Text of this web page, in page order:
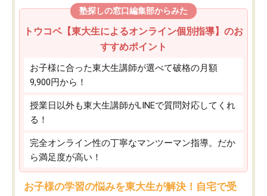
塾探しの窓口編集部からみた
トウコベ【東大生によるオンライン個別指導】のお
すすめポイント
お子様に合った東大生講師が選べて破格の月額
9,900円から！
授業日以外も東大生講師がLINEで質問対応してくれ
る！
完全オンライン性の丁寧なマンツーマン指導。だか
ら満足度が高い！
お子様の学習の悩みを東大生が解決！自宅で受